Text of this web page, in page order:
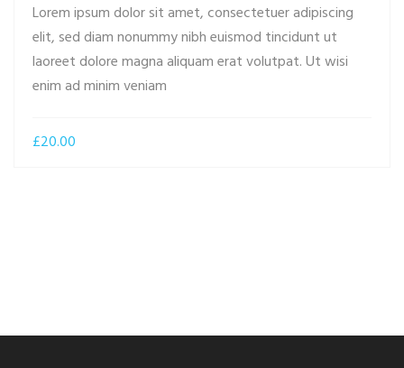
Lorem ipsum dolor sit amet, consectetuer adipiscing
elit, sed diam nonummy nibh euismod tincidunt ut
laoreet dolore magna aliquam erat volutpat. Ut wisi
enim ad minim veniam
£20.00